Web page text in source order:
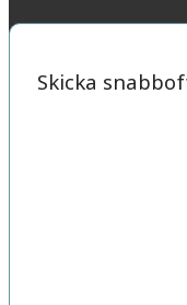
Skicka